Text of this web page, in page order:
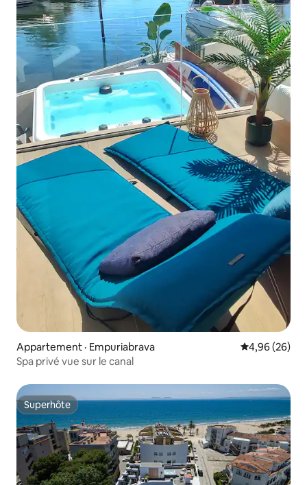
Appartement · Empuriabrava Note
4,96 (26)
Spa privé vue sur le canal
Superhôte
Superhôte